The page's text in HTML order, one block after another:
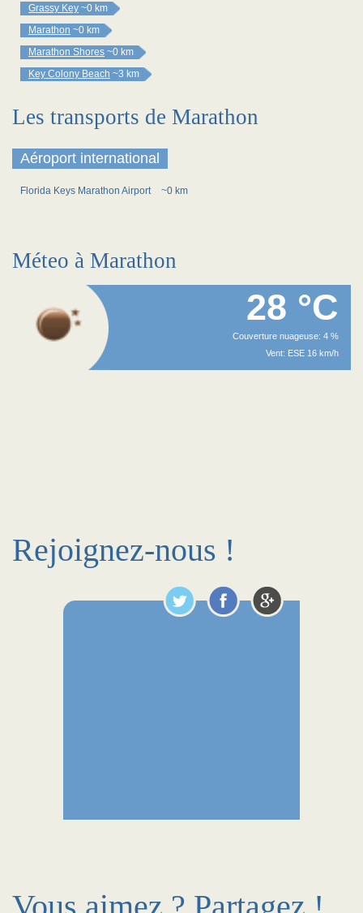
Grassy Key ~0 km
Marathon ~0 km
Marathon Shores ~0 km
Key Colony Beach ~3 km
Les transports de Marathon
Aéroport international
Florida Keys Marathon Airport ~0 km
Méteo à Marathon
28 °C
Couverture nuageuse: 4 %
Vent: ESE 16 km/h
Rejoignez-nous !